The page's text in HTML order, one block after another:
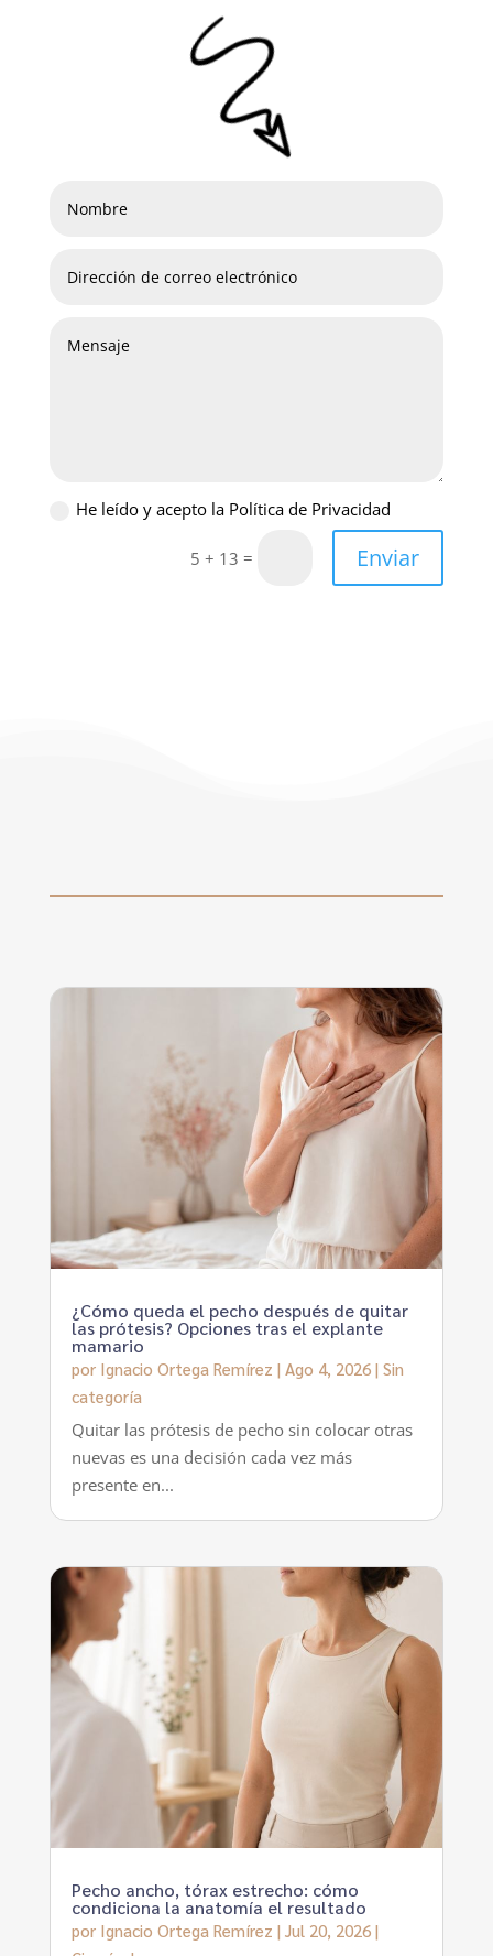
He leído y acepto la Política de Privacidad
5 + 13 = Enviar
¿Cómo queda el pecho después de quitar
las prótesis? Opciones tras el explante
mamario
por Ignacio Ortega Remírez | Ago 4, 2026| Sin
categoría
Quitar las prótesis de pecho sin colocar otras
nuevas es una decisión cada vez más
presente en...
Pecho ancho, tórax estrecho: cómo
condiciona la anatomía el resultado
por Ignacio Ortega Remírez | Jul 20, 2026|